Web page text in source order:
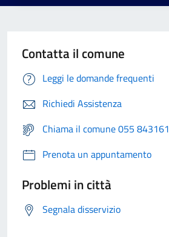
Contatta il comune
Leggi le domande frequenti
Richiedi Assistenza
Chiama il comune 055 843161
Prenota un appuntamento
Problemi in città
Segnala disservizio